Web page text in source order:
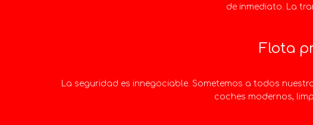
de inmediato. La
Flota
La seguridad es innegociable. Sometemos a todos
coches modernos,